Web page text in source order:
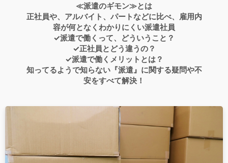
≪派遣のギモン≫とは
正社員や、アルバイト、パートなどに比べ、雇用内
容が何となくわかりにくい派遣社員
✓派遣で働くって、どういうこと？
✓正社員とどう違うの？
✓派遣で働くメリットとは？
知ってるようで知らない『派遣』に関する疑問や不
安をすべて解決！